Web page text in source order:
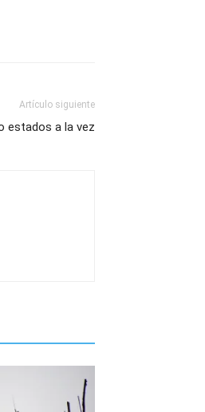
Artículo siguiente
estados a la vez